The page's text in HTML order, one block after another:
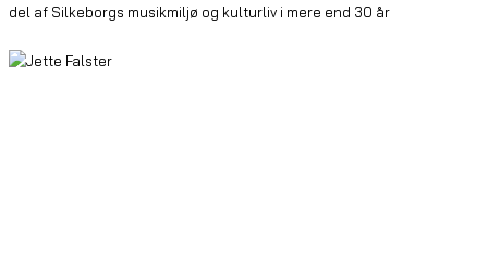
del af Silkeborgs musikmiljø og kulturliv i mere end 30 år